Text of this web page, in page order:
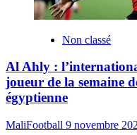
Non classé
Al Ahly :
joueur de la semaine
égyptienne
MaliFootball 9 novembre